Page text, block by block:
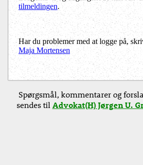
tilmeldingen.
Har du problemer med at logge på,
Maja Mortensen
Spørgsmål, kommentarer og
sendes tilAdvokat(H) Jørgen U.